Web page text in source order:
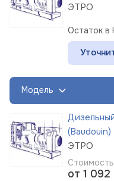
ЭТРО
Остаток в
Модель
(Baudouin)
ЭТРО
от 1